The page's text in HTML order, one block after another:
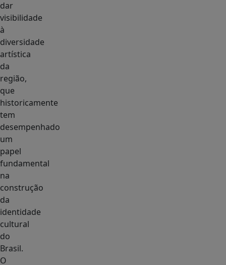
dar
visibilidade
à
diversidade
artística
da
região,
que
historicamente
tem
desempenhado
um
papel
fundamental
na
construção
da
identidade
cultural
do
Brasil.
O